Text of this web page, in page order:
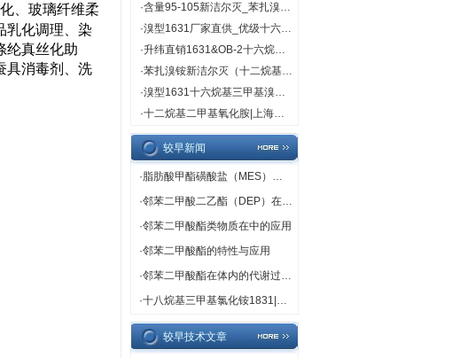
、玻璃纤维柔
乳化调理、染
纶真丝化助
具消毒剂、洗
·含量95-105新洁尔灭_苯扎溴铵品牌_上海鲲伟规格95-105
·溴型1631厂家直供_优级十六烷基三甲基溴化铵_新价格
·升纬直销1631&OB-2十六烷基三甲基溴化铵十二烷基二甲基氧化胺
·苯扎溴铵新洁尔灭（十二烷基二甲基苄基溴化铵）
·溴型1631十六烷基三甲基溴化铵CMC值_上海升纬生产
·十二烷基二甲基氧化胺|上海升纬化工原料
较早新闻
·脂肪酸甲酯磺酸盐（MES）在洗涤剂中的应用
·邻苯二甲酸二乙酯（DEP）在包装也有应用
·邻苯二甲酸酯类物质在中的应用
·邻苯二甲酸酯的特性与应用
·邻苯二甲酸酯在体内的代谢过程解析
·十八烷基三甲基氯化铵1831|中文名称 |十八烷基三甲基氯化铵[1] 别名 1831 英文名称 Octadearyl dimethyl ammonium chloride 英文别名 n-Octadecyltrimethylammonium Chloride; trimethyloctadecylammonium chloride; Octadearyldimethylammonium chloride; Octadecyl Trimethyl Ammonium Chloride; O
较早技术文章